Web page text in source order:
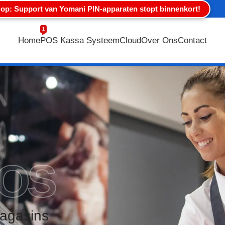
Support van Yomani PIN-apparaten stopt binnenkort!
HomePOS Kassa Systeem
1
CloudOver OnsContact